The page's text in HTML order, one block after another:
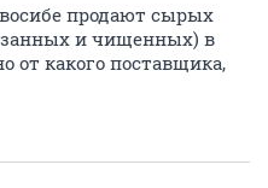
продают сырых
и чищенных) в
от какого поставщика,